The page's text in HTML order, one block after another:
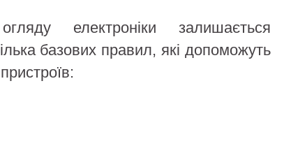
електроніки залишається
базових правил, які допоможуть